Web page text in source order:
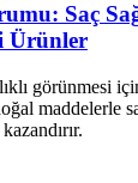
Saç
Ürünler
görünmesi
maddelerle